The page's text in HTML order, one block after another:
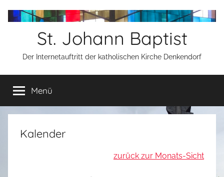
Inhalt
St. Johann Baptist
Der Internetauftritt der katholischen Kirche Denkendorf
Menü
Kalender
zurück zur Monats-Sicht